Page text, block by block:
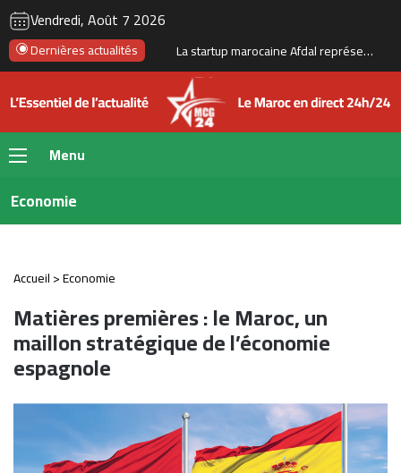
Vendredi, Août 7 2026
Dernières actualités
La startup marocaine Afdal représentera le Maroc à la Silicon Valley
Menu
Economie
Accueil>Economie
Matières premières : le Maroc, un
maillon stratégique de l’économie
espagnole